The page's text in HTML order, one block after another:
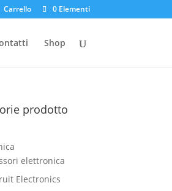
Carrello 0 Elementi
Shop
prodotto
elettronica
Electronics